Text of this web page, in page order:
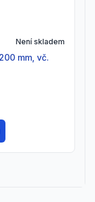
Není skladem